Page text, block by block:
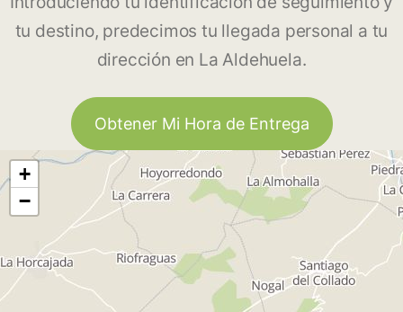
tu destino, predecimos tu llegada personal a tu
dirección en La Aldehuela.
Obtener Mi Hora de Entrega
+
−